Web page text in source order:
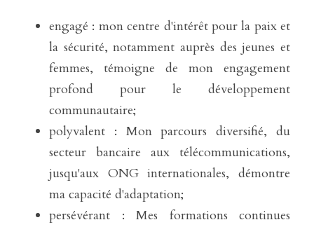
engagé : mon centre d'intérêt pour la paix et
la sécurité, notamment auprès des jeunes et
femmes, témoigne de mon engagement
profond pour le développement
communautaire;
polyvalent : Mon parcours diversifié, du
secteur bancaire aux télécommunications,
jusqu'aux ONG internationales, démontre
ma capacité d'adaptation;
persévérant : Mes formations continues